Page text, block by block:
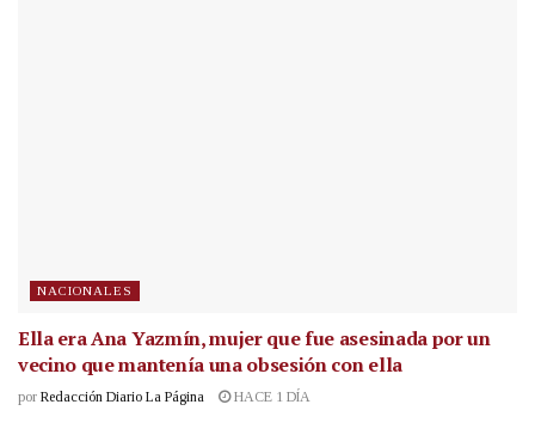
NACIONALES
Ella era Ana Yazmín, mujer que fue asesinada por un
vecino que mantenía una obsesión con ella
por Redacción Diario La Página HACE 1 DÍA